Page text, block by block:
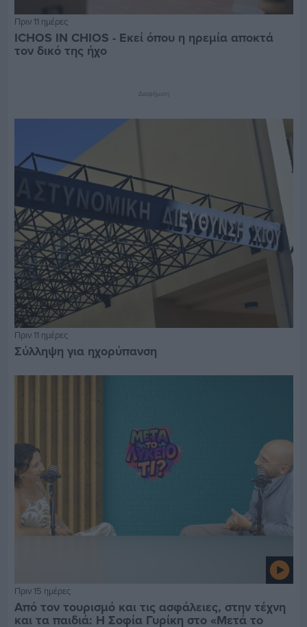
Πριν 11 ημέρες
ICHOS IN CHIOS - Εκεί όπου η ηρεμία αποκτά
τον δικό της ήχο
Διαφήμιση
Πριν 11 ημέρες
Σύλληψη για ηχορύπανση
Πριν 15 ημέρες
Από τον τουρισμό και τις ασφάλειες, στην τέχνη
και τα παιδιά: Η Σοφία Γυρίκη στο «Μετά το